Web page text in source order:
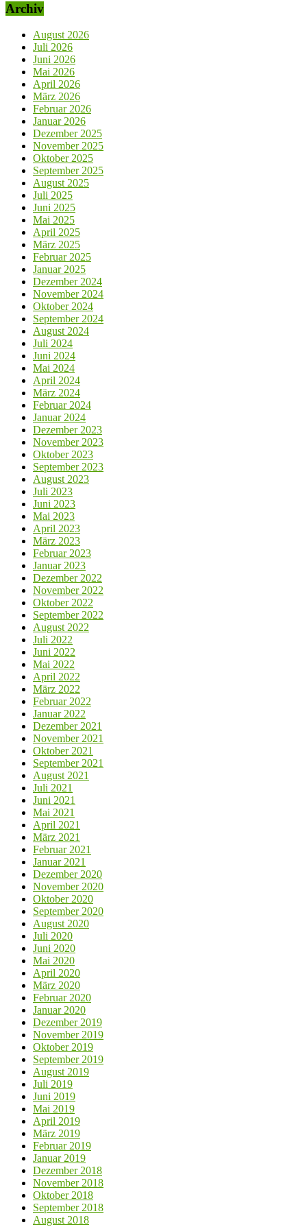
Archiv
August 2026
Juli 2026
Juni 2026
Mai 2026
April 2026
März 2026
Februar 2026
Januar 2026
Dezember 2025
November 2025
Oktober 2025
September 2025
August 2025
Juli 2025
Juni 2025
Mai 2025
April 2025
März 2025
Februar 2025
Januar 2025
Dezember 2024
November 2024
Oktober 2024
September 2024
August 2024
Juli 2024
Juni 2024
Mai 2024
April 2024
März 2024
Februar 2024
Januar 2024
Dezember 2023
November 2023
Oktober 2023
September 2023
August 2023
Juli 2023
Juni 2023
Mai 2023
April 2023
März 2023
Februar 2023
Januar 2023
Dezember 2022
November 2022
Oktober 2022
September 2022
August 2022
Juli 2022
Juni 2022
Mai 2022
April 2022
März 2022
Februar 2022
Januar 2022
Dezember 2021
November 2021
Oktober 2021
September 2021
August 2021
Juli 2021
Juni 2021
Mai 2021
April 2021
März 2021
Februar 2021
Januar 2021
Dezember 2020
November 2020
Oktober 2020
September 2020
August 2020
Juli 2020
Juni 2020
Mai 2020
April 2020
März 2020
Februar 2020
Januar 2020
Dezember 2019
November 2019
Oktober 2019
September 2019
August 2019
Juli 2019
Juni 2019
Mai 2019
April 2019
März 2019
Februar 2019
Januar 2019
Dezember 2018
November 2018
Oktober 2018
September 2018
August 2018